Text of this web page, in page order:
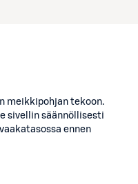
meikkipohjan tekoon.
sivellin säännöllisesti
ennen